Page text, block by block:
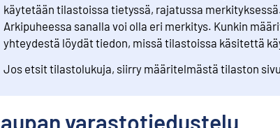
käytetään tilastoissa tietyssä, rajatussa
Arkipuheessa sanalla voi olla eri merkitys. Kunkin
yhteydestä löydät tiedon, missä tilastoissa käsitettä
Jos etsit tilastolukuja, siirry määritelmästä tilaston
varastotiedustelu